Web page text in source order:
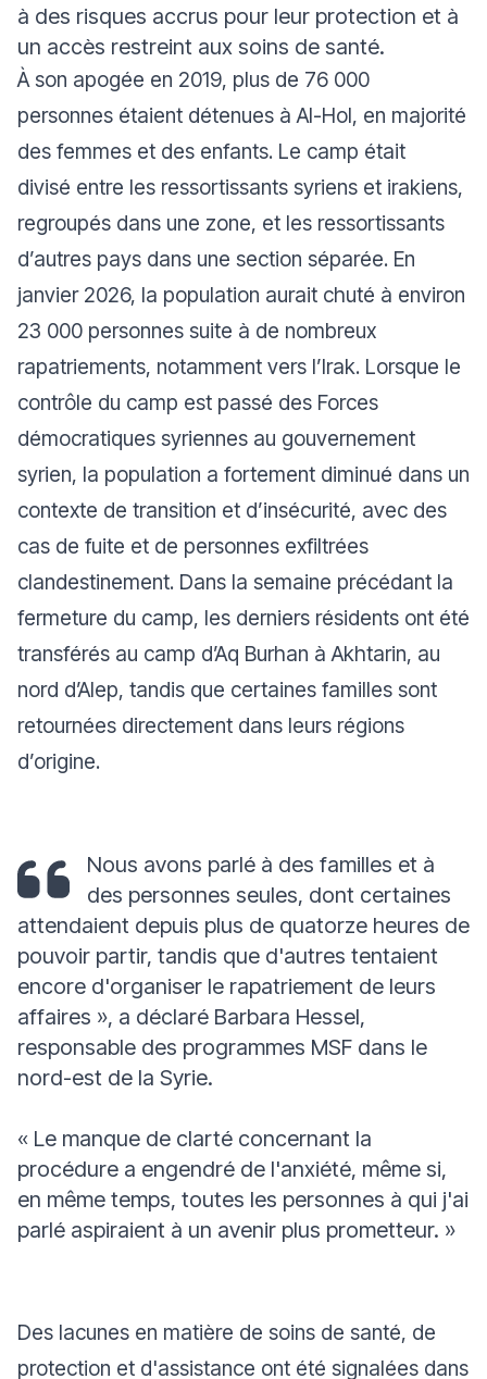
à des risques accrus pour leur protection et à
un accès restreint aux soins de santé.
À son apogée en 2019, plus de 76 000
personnes étaient détenues à Al-Hol, en majorité
des femmes et des enfants. Le camp était
divisé entre les ressortissants syriens et irakiens,
regroupés dans une zone, et les ressortissants
d’autres pays dans une section séparée. En
janvier 2026, la population aurait chuté à environ
23 000 personnes suite à de nombreux
rapatriements, notamment vers l’Irak. Lorsque le
contrôle du camp est passé des Forces
démocratiques syriennes au gouvernement
syrien, la population a fortement diminué dans un
contexte de transition et d’insécurité, avec des
cas de fuite et de personnes exfiltrées
clandestinement. Dans la semaine précédant la
fermeture du camp, les derniers résidents ont été
transférés au camp d’Aq Burhan à Akhtarin, au
nord d’Alep, tandis que certaines familles sont
retournées directement dans leurs régions
d’origine.
Nous avons parlé à des familles et à
des personnes seules, dont certaines
attendaient depuis plus de quatorze heures de
pouvoir partir, tandis que d'autres tentaient
encore d'organiser le rapatriement de leurs
affaires », a déclaré Barbara Hessel,
responsable des programmes MSF dans le
nord-est de la Syrie.
« Le manque de clarté concernant la
procédure a engendré de l'anxiété, même si,
en même temps, toutes les personnes à qui j'ai
parlé aspiraient à un avenir plus prometteur. »
Des lacunes en matière de soins de santé, de
protection et d'assistance ont été signalées dans